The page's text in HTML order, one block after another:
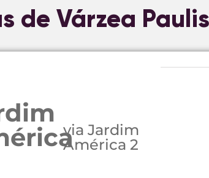
de Várzea
via Jardim
América 2